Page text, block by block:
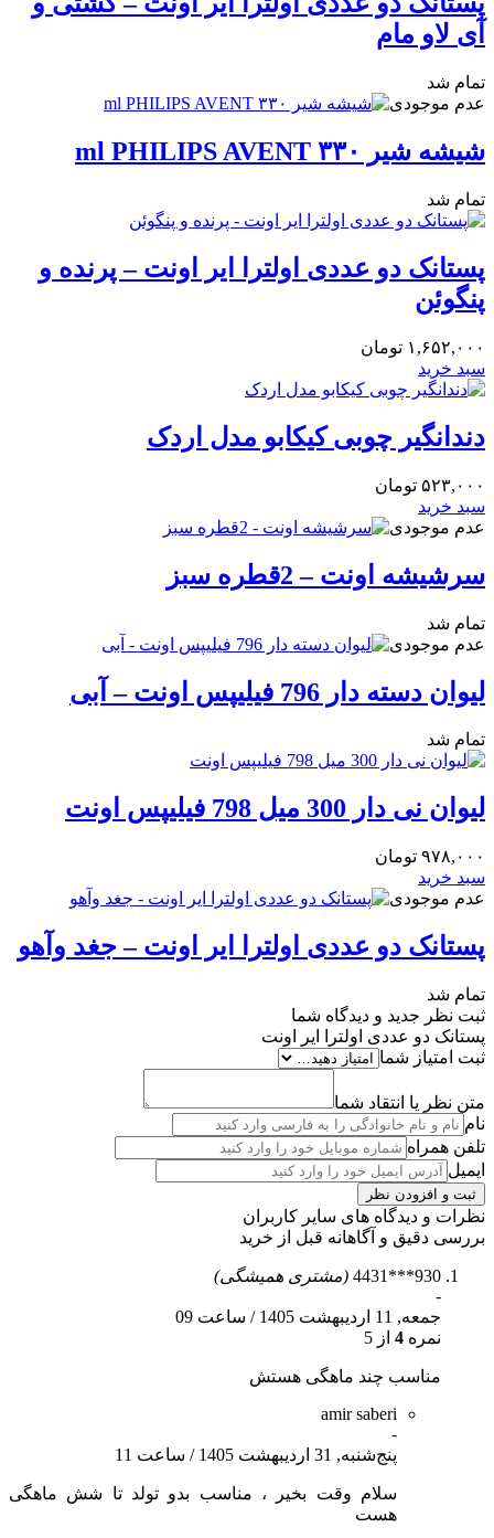
آی لاو مام
تمام شد
عدم موجودی
شیشه شیر ۳۳۰ ml PHILIPS AVENT
تمام شد
پستانک دو عددی اولترا ایر اونت – پرنده و
پنگوئن
۱,۶۵۲,۰۰۰ تومان
سبد خرید
دندانگیر چوبی کیکابو مدل اردک
۵۲۳,۰۰۰ تومان
سبد خرید
عدم موجودی
سرشیشه اونت – 2قطره سبز
تمام شد
عدم موجودی
لیوان دسته دار 796 فیلیپس اونت – آبی
تمام شد
لیوان نی دار 300 میل 798 فیلیپس اونت
۹۷۸,۰۰۰ تومان
سبد خرید
عدم موجودی
پستانک دو عددی اولترا ایر اونت – جغد وآهو
تمام شد
ثبت نظر جدید و دیدگاه شما
پستانک دو عددی اولترا ایر اونت
ثبت امتیاز شما
متن نظر یا انتقاد شما
نام
تلفن همراه
ایمیل
نظرات و دیدگاه های سایر کاربران
بررسی دقیق و آگاهانه قبل از خرید
930***4431
(مشتری همیشگی)
-
جمعه, 11 اردیبهشت 1405
/ ساعت 09
نمره 4 از 5
مناسب چند ماهگی هستش
amir saberi
-
پنج‌شنبه, 31 اردیبهشت 1405
/ ساعت 11
سلام وقت بخیر ، مناسب بدو تولد تا شش ماهگی
هست